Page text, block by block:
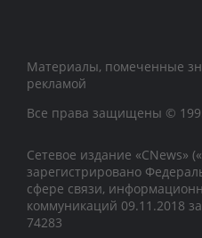
Материалы, помеченные
рекламой
Все права защищены ©
Сетевое издание «CNews»
зарегистрировано
сфере связи,
коммуникаций 09.11.2018
74283